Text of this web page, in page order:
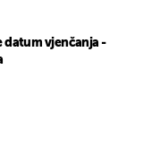
datum vjenčanja -